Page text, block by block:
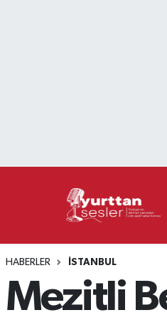
HABERLER İSTANBUL
Mezitli
Puan Durumu ve Fikstür